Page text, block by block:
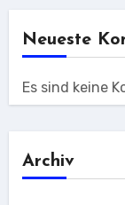
Neueste
Es sind keine
Archiv